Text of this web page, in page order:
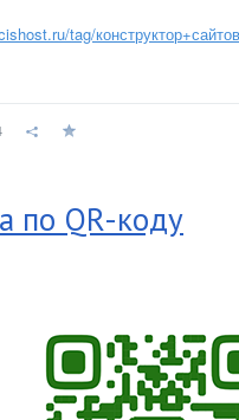
tag/
по QR-коду